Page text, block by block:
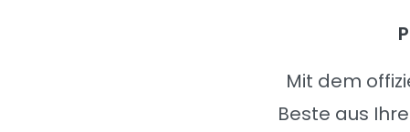
Mit dem
Beste aus